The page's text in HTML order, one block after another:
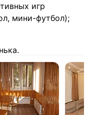
игр
мини-футбол);